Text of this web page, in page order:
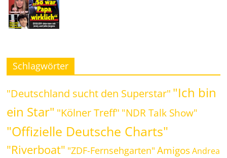
Schlagwörter
"Deutschland sucht den Superstar" "Ich bin
ein Star" "Kölner Treff" "NDR Talk Show"
"Offizielle Deutsche Charts"
"Riverboat" "ZDF-Fernsehgarten" Amigos Andrea